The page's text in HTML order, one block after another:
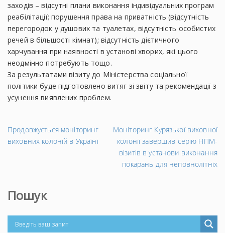
заходів – відсутні плани виконання індивідуальних програм
реабілітації; порушення права на приватність (відсутність
перегородок у душових та туалетах, відсутність особистих
речей в більшості кімнат); відсутність дієтичного
харчування при наявності в установі хворих, які цього
неодмінно потребують тощо.
За результатами візиту до Міністерства соціальної
політики буде підготовлено витяг зі звіту та рекомендації з
усунення виявлених проблем.
←
Попередній
Продовжується моніторинг
виховних колоній в Україні
→
Моніторинг Курязької виховної
колонії завершив серію НПМ-
візитів в установи виконання
покарань для неповнолітніх
Пошук